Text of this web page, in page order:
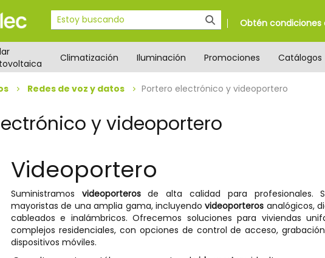
Obtén
Climatización Iluminación Promociones Catálogos
Redes de voz y datos Portero electrónico y videoportero
y videoportero
Videoportero
Suministramos videoporterosde alta calidad para profesionales.
mayoristas de una amplia gama, incluyendovideoporteros analógicos,
cableados e inalámbricos. Ofrecemos soluciones para viviendas
complejos residenciales, con opciones de control de acceso,
dispositivos móviles.